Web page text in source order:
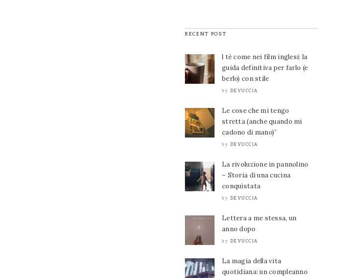
RECENT POST
l tè come nei film inglesi: la
guida definitiva per farlo (e
berlo) con stile
by DEVUCCIA
Le cose che mi tengo
stretta (anche quando mi
cadono di mano)”
by DEVUCCIA
La rivoluzione in pannolino
– Storia di una cucina
conquistata
by DEVUCCIA
Lettera a me stessa, un
anno dopo
by DEVUCCIA
La magia della vita
quotidiana: un compleanno